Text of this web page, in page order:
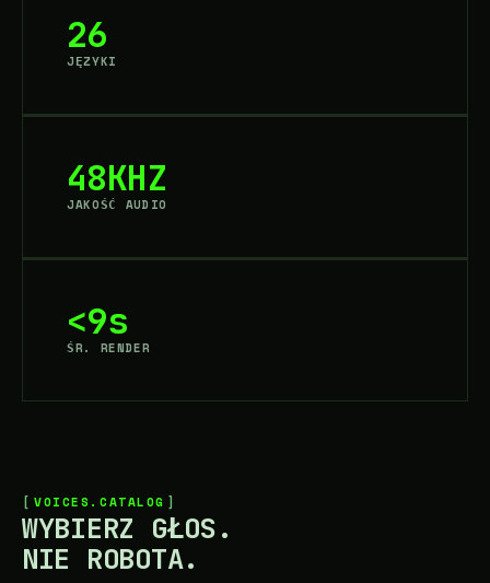
26
JĘZYKI
48KHZ
JAKOŚĆ AUDIO
<9s
ŚR. RENDER
VOICES.CATALOG
WYBIERZ GŁOS.
NIE ROBOTA.